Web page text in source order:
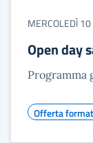
MERCOLEDÌ
Open day
Programma
Offerta